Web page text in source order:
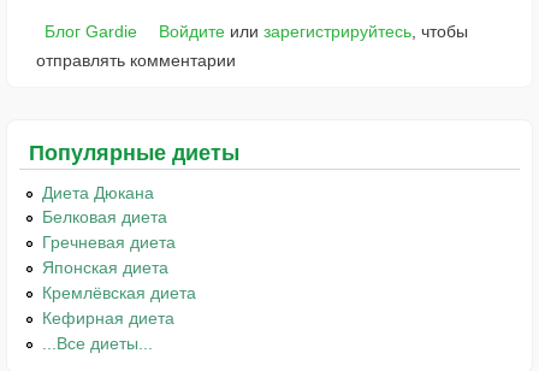
Блог Gardie Войдитеили зарегистрируйтесь, чтобы
отправлять комментарии
Популярные диеты
Диета Дюкана
Белковая диета
Гречневая диета
Японская диета
Кремлёвская диета
Кефирная диета
...Все диеты...